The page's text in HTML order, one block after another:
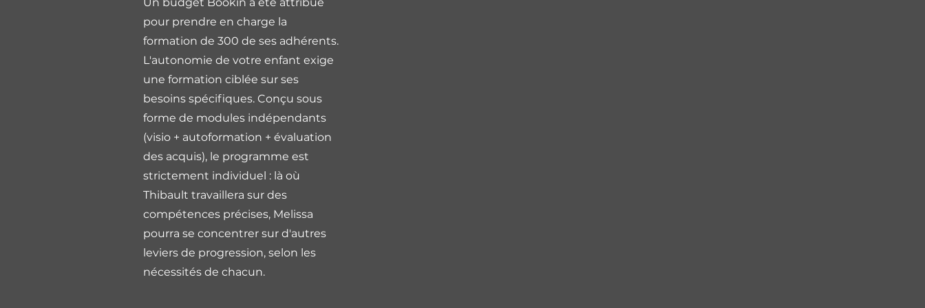
pour prendre en charge la
formation de 300 de ses adhérents.
L'autonomie de votre enfant exige
une formation ciblée sur ses
besoins spécifiques. Conçu sous
forme de modules indépendants
(visio + autoformation + évaluation
des acquis), le programme est
strictement individuel : là où
Thibault travaillera sur des
compétences précises, Melissa
pourra se concentrer sur d'autres
leviers de progression, selon les
nécessités de chacun.